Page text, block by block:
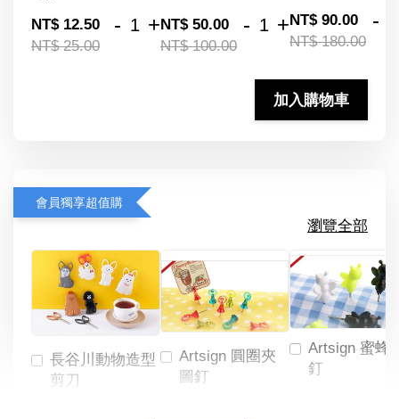
NT$ 12.50
NT$ 25.00
- +NT$ 50.00
NT$ 100.00
- +NT$ 90.00
NT$ 180.00
-
加入購物車
會員獨享超值購
瀏覽全部
長谷川動物造型
剪刀
Artsign 圓圈夾
圖釘
Artsign 蜜蜂
釘